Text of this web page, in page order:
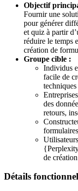
Objectif
Fournir une
pour générer
et quiz à partir
réduire le temps
création de
Groupe cible :
Individus
facile de
des
retours,
de
Détails